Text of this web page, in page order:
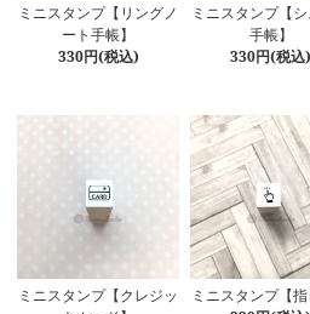
ミニスタンプ【リングノ
ート手帳】
330円(税込)
ミニスタンプ【
手帳】
330円(税込)
ミニスタンプ【クレジッ
ミニスタンプ【指